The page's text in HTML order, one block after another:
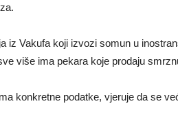
iz Vakufa koji izvozi somun u
više ima pekara koje prodaju
konkretne podatke, vjeruje da se